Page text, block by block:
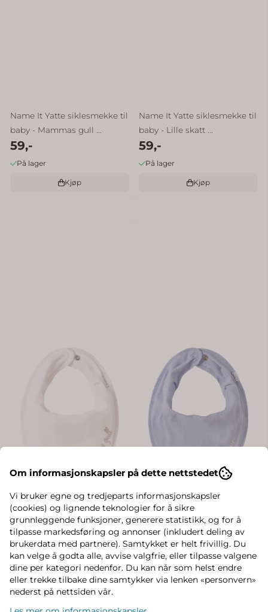
Name It Yatte siklesmekke til
baby - Mammas gull ...
59,-
På lager
Kjøp
Name It Yatte siklesmekke til
baby - Lille skatt ...
59,-
På lager
Kjøp
Om informasjonskapsler på dette nettstedet
Vi bruker egne og tredjeparts informasjonskapsler
(cookies) og lignende teknologier for å sikre
grunnleggende funksjoner, generere statistikk, og for å
tilpasse markedsføring og annonser (inkludert deling av
brukerdata med partnere). Samtykket er helt frivillig. Du
kan velge å godta alle, avvise valgfrie, eller tilpasse valgene
dine per kategori nedenfor. Du kan når som helst endre
eller trekke tilbake dine samtykker via lenken «personvern»
nederst på nettsiden vår.